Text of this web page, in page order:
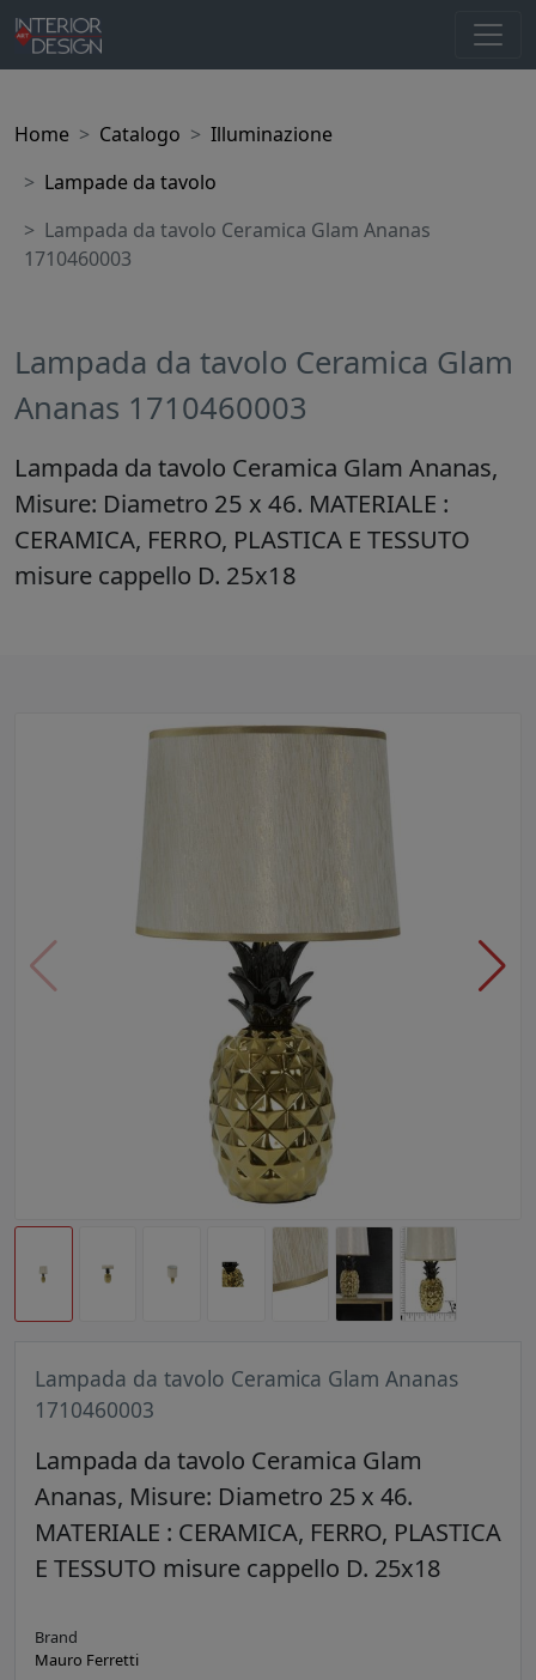
Home Catalogo
Illuminazione
Lampade da tavolo
Lampada da tavolo Ceramica Glam Ananas
1710460003
Lampada da tavolo Ceramica Glam
Ananas 1710460003
Lampada da tavolo Ceramica Glam Ananas,
Misure: Diametro 25 x 46. MATERIALE :
CERAMICA, FERRO, PLASTICA E TESSUTO
misure cappello D. 25x18
Lampada da tavolo Ceramica Glam Ananas
1710460003
Lampada da tavolo Ceramica Glam
Ananas, Misure: Diametro 25 x 46.
MATERIALE : CERAMICA, FERRO, PLASTICA
E TESSUTO misure cappello D. 25x18
Brand
Mauro Ferretti